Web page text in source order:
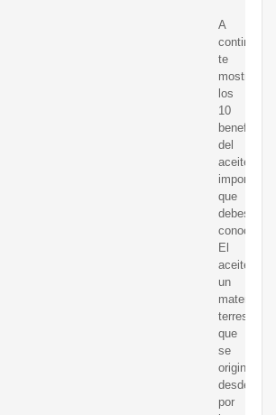
A
te
mostramos
los
10
beneficios
del
aceitemás
que
debes
conocer.
El
aceitees
un
material
terrestre
que
se
origina
desde
por